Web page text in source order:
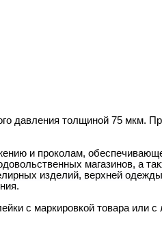
давления толщиной 75 мкм.
и проколам,
магазинов, а
изделий, верхней
с маркировкой товара или